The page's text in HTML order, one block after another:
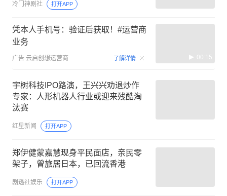
冷门神剧社 打开APP
凭本人手机号：验证后获取！#运营商
业务
广告 云启创想运营商 了解详情 00:15
宇树科技IPO路演，王兴兴劝退炒作
专家：人形机器人行业或迎来残酷淘
汰赛
红星新闻 打开APP
郑伊健蒙嘉慧现身平民面店，亲民零
架子，曾旅居日本，已回流香港
剧透社娱乐 打开APP